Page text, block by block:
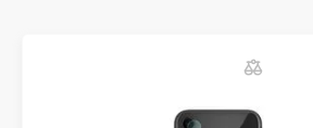
Produkt je zaradený v